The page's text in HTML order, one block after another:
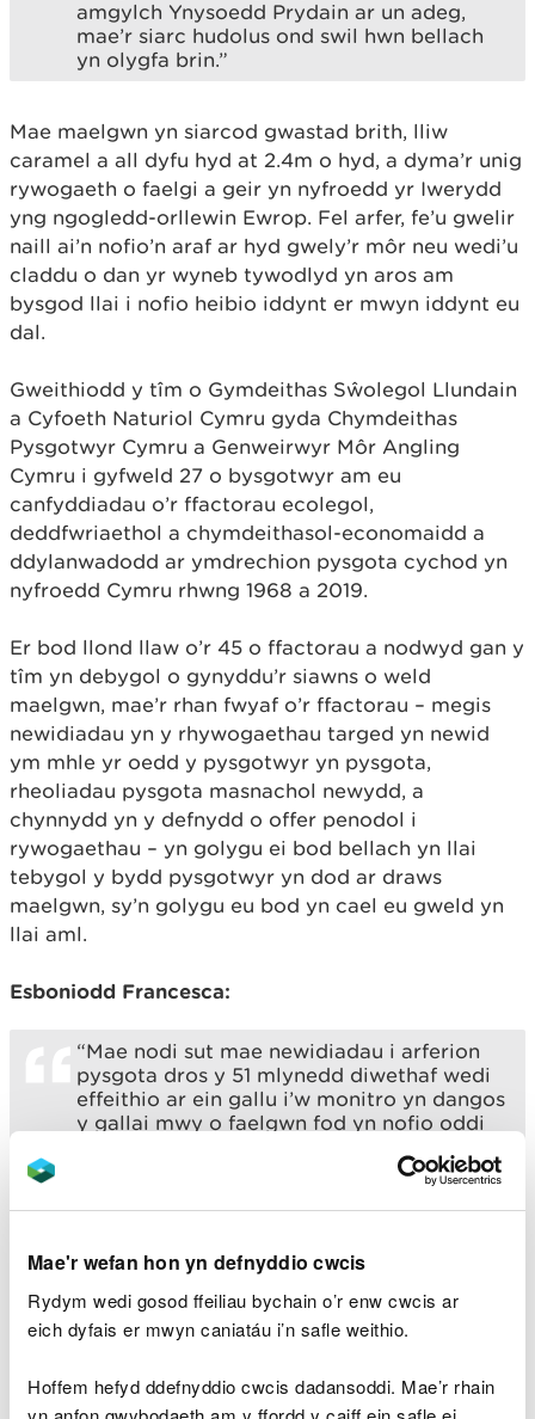
Mae'r wefan hon yn defnyddio cwcis
Rydym wedi gosod ffeiliau bychain o’r enw cwcis ar
eich dyfais er mwyn caniatáu i’n safle weithio.
Hoffem hefyd ddefnyddio cwcis dadansoddi. Mae’r rhain
amgylch Ynysoedd Prydain ar un adeg,
mae’r siarc hudolus ond swil hwn bellach
yn olygfa brin.”
Mae maelgwn yn siarcod gwastad brith, lliw
caramel a all dyfu hyd at 2.4m o hyd, a dyma’r unig
rywogaeth o faelgi a geir yn nyfroedd yr Iwerydd
yng ngogledd-orllewin Ewrop. Fel arfer, fe’u gwelir
naill ai’n nofio’n araf ar hyd gwely’r môr neu wedi’u
claddu o dan yr wyneb tywodlyd yn aros am
bysgod llai i nofio heibio iddynt er mwyn iddynt eu
dal.
Gweithiodd y tîm o Gymdeithas Sŵolegol Llundain
a Cyfoeth Naturiol Cymru gyda Chymdeithas
Pysgotwyr Cymru a Genweirwyr Môr Angling
Cymru i gyfweld 27 o bysgotwyr am eu
canfyddiadau o’r ffactorau ecolegol,
deddfwriaethol a chymdeithasol-economaidd a
ddylanwadodd ar ymdrechion pysgota cychod yn
nyfroedd Cymru rhwng 1968 a 2019.
Er bod llond llaw o’r 45 o ffactorau a nodwyd gan y
tîm yn debygol o gynyddu’r siawns o weld
maelgwn, mae’r rhan fwyaf o’r ffactorau – megis
newidiadau yn y rhywogaethau targed yn newid
ym mhle yr oedd y pysgotwyr yn pysgota,
rheoliadau pysgota masnachol newydd, a
chynnydd yn y defnydd o offer penodol i
rywogaethau – yn golygu ei bod bellach yn llai
tebygol y bydd pysgotwyr yn dod ar draws
maelgwn, sy’n golygu eu bod yn cael eu gweld yn
llai aml.
Esboniodd Francesca:
“Mae nodi sut mae newidiadau i arferion
pysgota dros y 51 mlynedd diwethaf wedi
effeithio ar ein gallu i’w monitro yn dangos
y gallai mwy o faelgwn fod yn nofio oddi
flaenorol – ond ei bod yn anoddach i ni eu
gweld. Er ei fod yn arwydd da bod llai o
faelgwn yn cael eu dal yn ddamweiniol,
inni ddod o hyd i ffyrdd newydd o’u
monitro er mwyn creu darlun mwy cywir
o’u sefyllfa.
rheswm pam bod cadwraeth yn gweithio
orau pan fyddwn yn dod â phobl ynghyd